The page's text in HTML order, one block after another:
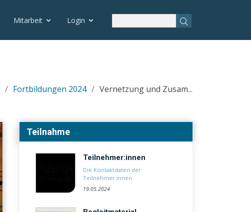
Mitarbeit Login
Fortbildungen 2024 Vernetzung und Zusam...
Teilnahme
Teilnehmer:innen
Die Kontaktdaten der
Teilnehmer:innen
19.05.2024